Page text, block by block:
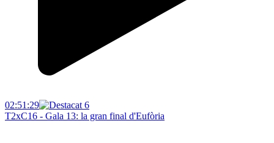
02:51:29
T2xC16 - Gala 13: la gran final d'Eufòria